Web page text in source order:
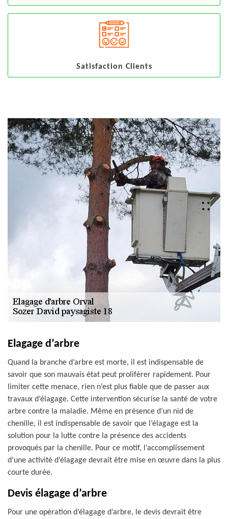
Satisfaction Clients
Elagage d’arbre
Quand la branche d’arbre est morte, il est indispensable de
savoir que son mauvais état peut proliférer rapidement. Pour
limiter cette menace, rien n’est plus fiable que de passer aux
travaux d’élagage. Cette intervention sécurise la santé de votre
arbre contre la maladie. Même en présence d’un nid de
chenille, il est indispensable de savoir que l’élagage est la
solution pour la lutte contre la présence des accidents
provoqués par la chenille. Pour ce motif, l’accomplissement
d’une activité d’élagage devrait être mise en œuvre dans la plus
courte durée.
Devis élagage d’arbre
Pour une opération d’élagage d’arbre, le devis devrait être